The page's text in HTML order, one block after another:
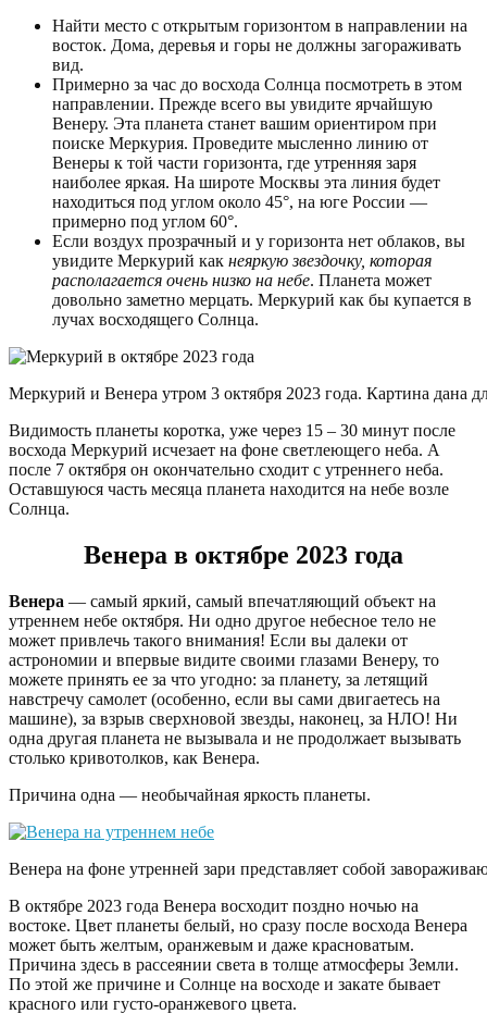
Найти место с открытым горизонтом в направлении на
восток. Дома, деревья и горы не должны загораживать
вид.
Примерно за час до восхода Солнца посмотреть в этом
направлении. Прежде всего вы увидите ярчайшую
Венеру. Эта планета станет вашим ориентиром при
поиске Меркурия. Проведите мысленно линию от
Венеры к той части горизонта, где утренняя заря
наиболее яркая. На широте Москвы эта линия будет
находиться под углом около 45°, на юге России —
примерно под углом 60°.
Если воздух прозрачный и у горизонта нет облаков, вы
увидите Меркурий как неяркую звездочку, которая
располагается очень низко на небе. Планета может
довольно заметно мерцать. Меркурий как бы купается в
лучах восходящего Солнца.
Меркурий и Венера утром 3 октября 2023 года. Картина дана
Видимость планеты коротка, уже через 15 – 30 минут после
восхода Меркурий исчезает на фоне светлеющего неба. А
после 7 октября он окончательно сходит с утреннего неба.
Оставшуюся часть месяца планета находится на небе возле
Солнца.
Венера в октябре 2023 года
Венера — самый яркий, самый впечатляющий объект на
утреннем небе октября. Ни одно другое небесное тело не
может привлечь такого внимания! Если вы далеки от
астрономии и впервые видите своими глазами Венеру, то
можете принять ее за что угодно: за планету, за летящий
навстречу самолет (особенно, если вы сами двигаетесь на
машине), за взрыв сверхновой звезды, наконец, за НЛО! Ни
одна другая планета не вызывала и не продолжает вызывать
столько кривотолков, как Венера.
Причина одна — необычайная яркость планеты.
Венера на фоне утренней зари представляет собой
В октябре 2023 года Венера восходит поздно ночью на
востоке. Цвет планеты белый, но сразу после восхода Венера
может быть желтым, оранжевым и даже красноватым.
Причина здесь в рассеянии света в толще атмосферы Земли.
По этой же причине и Солнце на восходе и закате бывает
красного или густо-оранжевого цвета.